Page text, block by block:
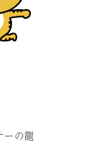
ーの龍